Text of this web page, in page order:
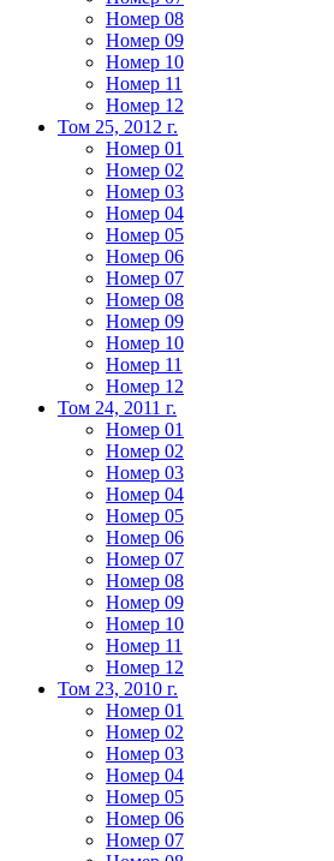
Номер 08
Номер 09
Номер 10
Номер 11
Номер 12
Том 25, 2012 г.
Номер 01
Номер 02
Номер 03
Номер 04
Номер 05
Номер 06
Номер 07
Номер 08
Номер 09
Номер 10
Номер 11
Номер 12
Том 24, 2011 г.
Номер 01
Номер 02
Номер 03
Номер 04
Номер 05
Номер 06
Номер 07
Номер 08
Номер 09
Номер 10
Номер 11
Номер 12
Том 23, 2010 г.
Номер 01
Номер 02
Номер 03
Номер 04
Номер 05
Номер 06
Номер 07